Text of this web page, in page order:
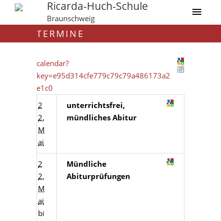
Ricarda-Huch-Schule
Braunschweig
TERMINE
calendar?
key=e95d314cfe779c79c79a486173a2
e1c0
2
2.
M
ai
unterrichtsfrei,
mündliches Abitur
2
2.
M
ai
bi
Mündliche
Abiturprüfungen